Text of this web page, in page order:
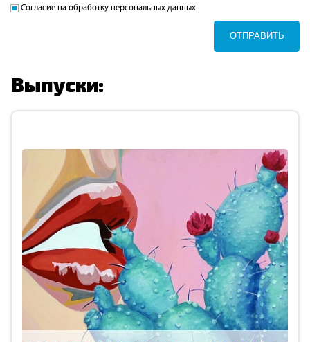
Согласие на обработку персональных данных
ОТПРАВИТЬ
Выпуски: